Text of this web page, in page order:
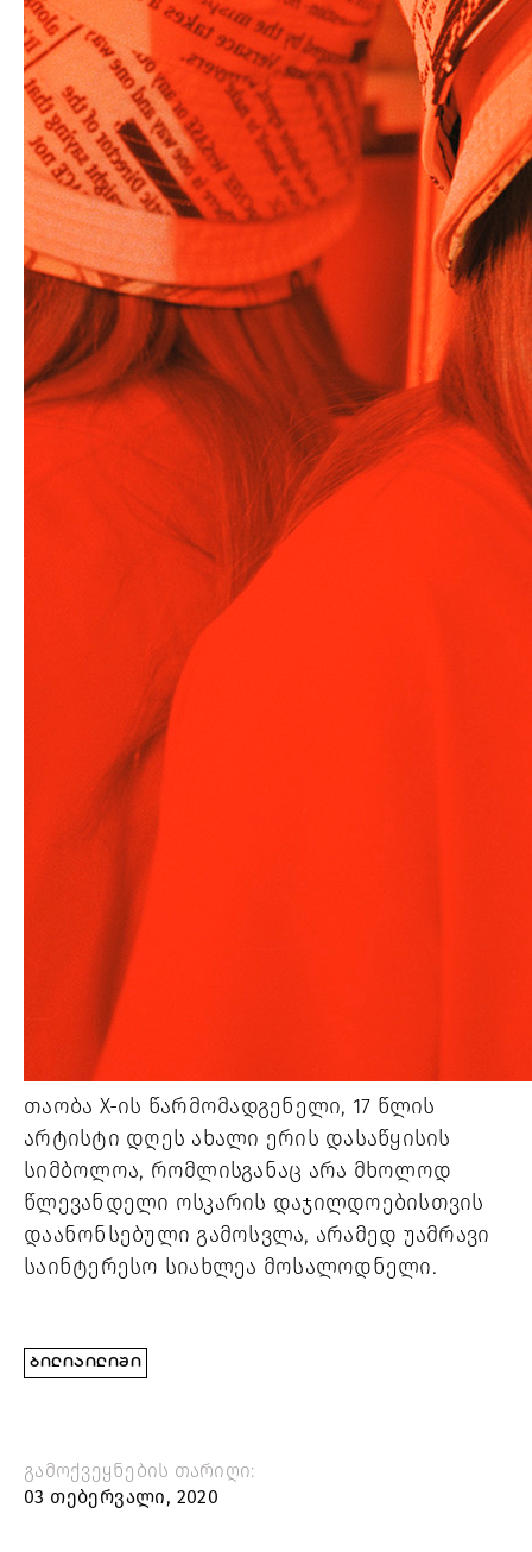
თაობა X-ის წარმომადგენელი, 17 წლის
არტისტი დღეს ახალი ერის დასაწყისის
სიმბოლოა, რომლისგანაც არა მხოლოდ
წლევანდელი ოსკარის დაჯილდოებისთვის
დაანონსებული გამოსვლა, არამედ უამრავი
საინტერესო სიახლეა მოსალოდნელი.
ᲑᲘᲚᲘᲐᲘᲚᲘᲨᲘ
გამოქვეყნების თარიღი:
03 თებერვალი, 2020